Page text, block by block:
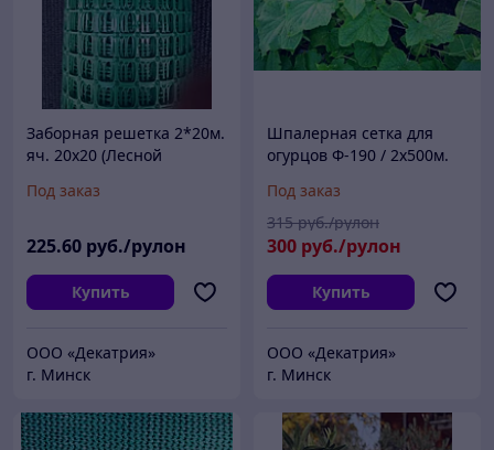
Заборная решетка 2*20м.
яч. 20х20 (Лесной
Под заказ
225.60 руб./рулон
Купить
ООО «Декатрия»
г. Минск
Шпалерная сетка для
огурцов Ф-190 / 2х500м.
зеленый
Под заказ
300 руб./рулон
315 руб./рулон
Купить
ООО «Декатрия»
г. Минск